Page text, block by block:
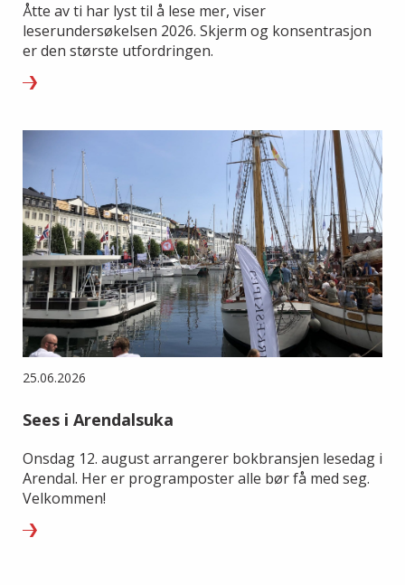
Åtte av ti har lyst til å lese mer, viser
leserundersøkelsen 2026. Skjerm og konsentrasjon
er den største utfordringen.
25.06.2026
Sees i Arendalsuka
Onsdag 12. august arrangerer bokbransjen lesedag i
Arendal. Her er programposter alle bør få med seg.
Velkommen!